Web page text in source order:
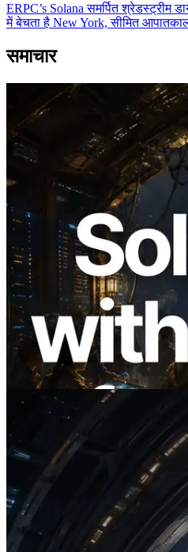
ERPC’s Solana समर्पित श्रेडस्ट्रीम
में बेचता है New York, सीमित
समाचार
2026.08.05
ERPC का Solana
वैश्विक क्षेत्रों से ping
Information API भी
यह लेख पढ़ें